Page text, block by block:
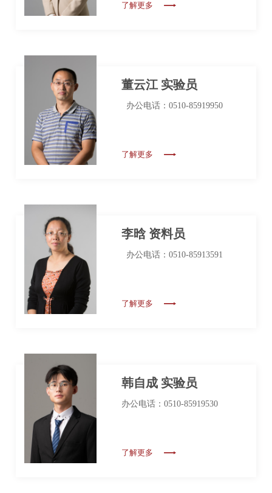
了解更多
董云江 实验员
办公电话：0510-85919950
了解更多
李晗 资料员
办公电话：0510-85913591
了解更多
韩自成 实验员
办公电话：0510-85919530
了解更多